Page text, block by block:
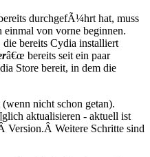
durchgefÃ¼hrt hat, muss
einmal von vorne beginnen.
bereits Cydia installiert
â€œ bereits seit ein paar
Store bereit, in dem die
nicht schon getan).
aktualisieren - aktuell ist
Version.Â Weitere Schritte sind